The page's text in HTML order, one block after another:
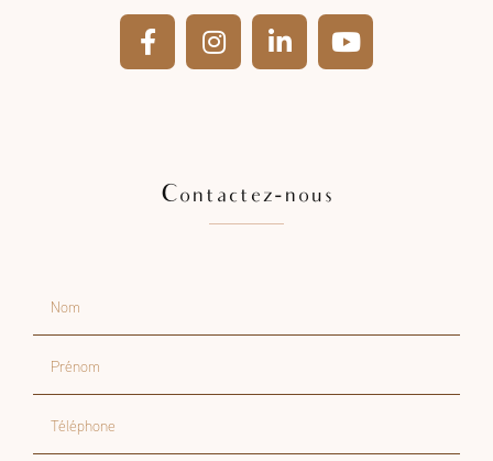
Contactez-nous
Nom
Prénom
Téléphone